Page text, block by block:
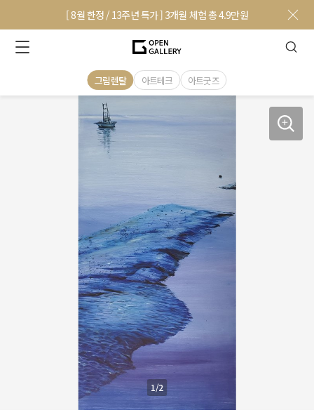
[ 8월 한정 / 13주년 특가 ] 3개월 체험 총 4.9만원
그림렌탈 아트테크 아트굿즈
1/2